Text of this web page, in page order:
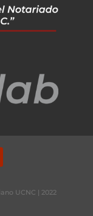
UCNC | 2022